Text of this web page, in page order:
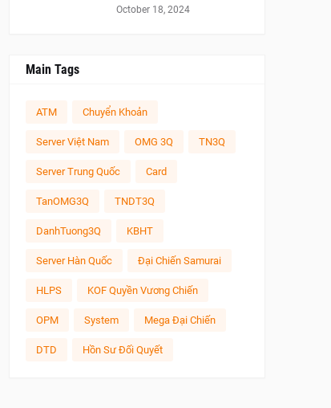
October 18, 2024
Main Tags
ATM Chuyển Khoản
Server Việt Nam OMG 3Q TN3Q
Server Trung Quốc Card
TanOMG3Q TNDT3Q
DanhTuong3Q KBHT
Server Hàn Quốc Đại Chiến Samurai
HLPS KOF Quyền Vương Chiến
OPM System Mega Đại Chiến
DTD Hồn Sư Đối Quyết